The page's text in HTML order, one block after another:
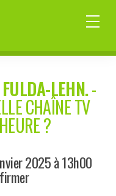
LEHN.-
CHAÎNE TV
?
2025 à 13h00